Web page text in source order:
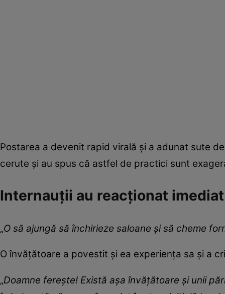
Postarea a devenit rapid virală și a adunat sute
cerute și au spus că astfel de practici sunt
Internauții au reacționat imediat
„O să ajungă să închirieze saloane și să cheme
O învățătoare a povestit și ea experiența sa și a
„Doamne ferește! Există așa învățătoare și unii